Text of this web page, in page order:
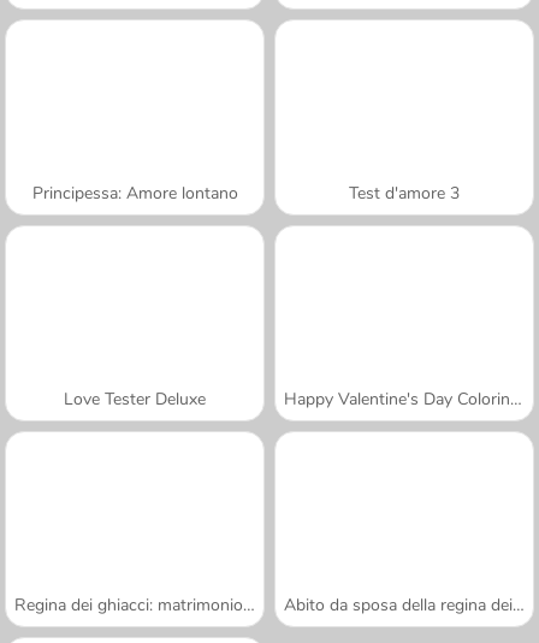
Principessa: Amore lontano Test d'amore 3
Love Tester Deluxe Happy Valentine's Day Coloring Book
Regina dei ghiacci: matrimonio rovinato Abito da sposa della regina dei draghi